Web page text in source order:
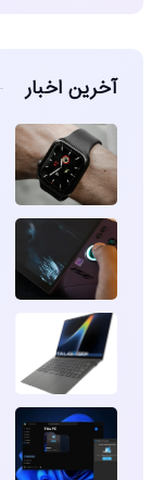
آخرین اخبار